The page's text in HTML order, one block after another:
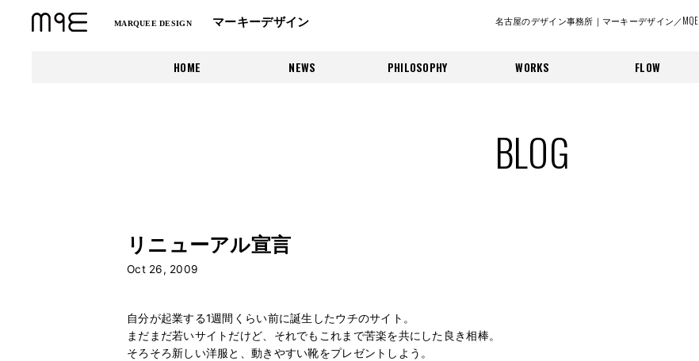
MARQUEE DESIGN マーキーデザイン 名古屋のデザイン事務所｜マーキーデザイン／MQE
HOME NEWS PHILOSOPHY WORKS FLOW
BLOG
リニューアル宣言
Oct 26, 2009
自分が起業する1週間くらい前に誕生したウチのサイト。
まだまだ若いサイトだけど、それでもこれまで苦楽を共にした良き相棒。
そろそろ新しい洋服と、動きやすい靴をプレゼントしよう。